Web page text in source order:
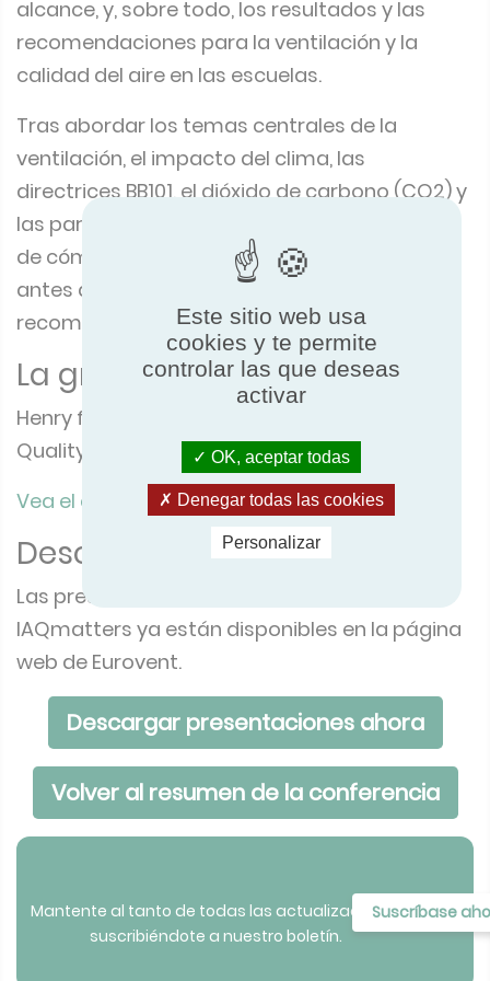
alcance, y, sobre todo, los resultados y las
recomendaciones para la ventilación y la
calidad del aire en las escuelas.
Tras abordar los temas centrales de la
ventilación, el impacto del clima, las
directrices BB101, el dióxido de carbono (CO2) y
las partículas en suspensión (PM), Henry habló
de cómo definir una buena calidad del aire,
antes de hacer un resumen final de
recomendaciones.
La gran entrevista
Henry fue entrevistado para el podcast Air
Quality Matters de Simon Jones.
Vea el episodio aquí.
Descargar la presentación
Las presentaciones de la conferencia
IAQmatters ya están disponibles en la página
web de Eurovent.
Descargar presentaciones ahora
Volver al resumen de la conferencia
Mantente al tanto de todas las actualizaciones
suscribiéndote a nuestro boletín.
Suscríbase
Este sitio web usa
cookies y te permite
controlar las que deseas
activar
OK, aceptar todas
Denegar todas las cookies
Personalizar